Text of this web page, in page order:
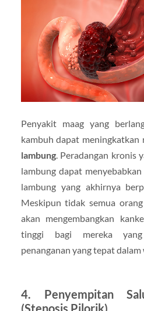
Penyakit maag yang
kambuh dapat meningkatkan
lambung. Peradangan kronis
lambung dapat
lambung yang akhirnya
Meskipun tidak semua
akan mengembangkan
tinggi bagi mereka
penanganan yang tepat dalam
4. Penyempitan
(Stenosis Pilorik)